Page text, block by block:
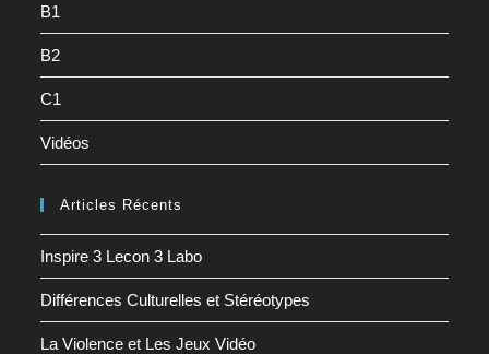
B1
B2
C1
Vidéos
Articles Récents
Inspire 3 Lecon 3 Labo
Différences Culturelles et Stéréotypes
La Violence et Les Jeux Vidéo